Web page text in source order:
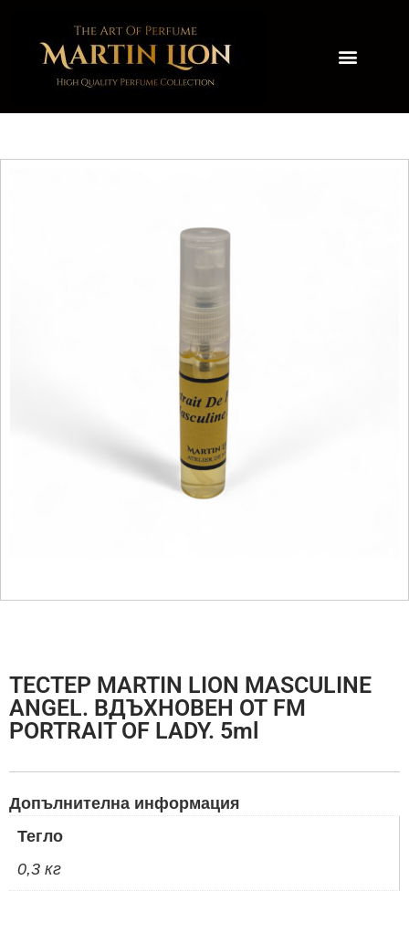
ТЕСТЕР MARTIN LION MASCULINE
ANGEL. ВДЪХНОВЕН ОТ FM
PORTRAIT OF LADY. 5ml
Допълнителна информация
Тегло
0,3 кг